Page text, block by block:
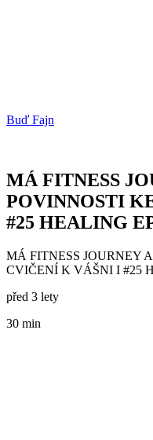
Buď Fajn
MÁ FITNESS
POVINNOSTI
#25 HEALING
MÁ FITNESS JOURNEY
CVIČENÍ K VÁŠNI I #25
před 3 lety
30 min